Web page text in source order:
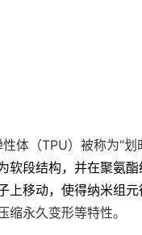
（TPU）被称为“划
软段结构，并在聚氨
上移动，使得纳米组
缩永久变形等特性。